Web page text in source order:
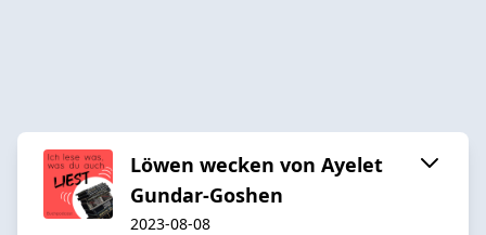
Löwen wecken von Ayelet
Gundar-Goshen
2023-08-08